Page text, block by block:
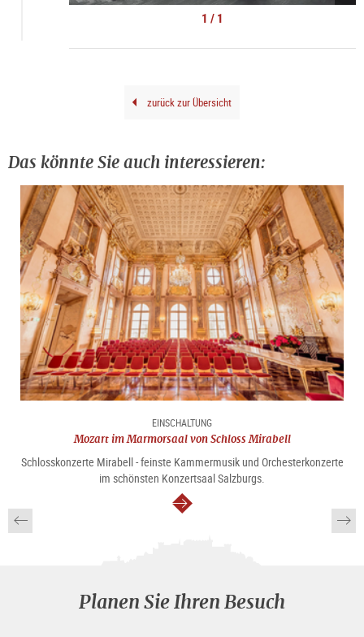
1 / 1
zurück zur Übersicht
Das könnte Sie auch interessieren:
EINSCHALTUNG
Mozart im Marmorsaal von Schloss Mirabell
Schlosskonzerte Mirabell - feinste Kammermusik und Orchesterkonzerte
im schönsten Konzertsaal Salzburgs.
weiter
Planen Sie Ihren Besuch